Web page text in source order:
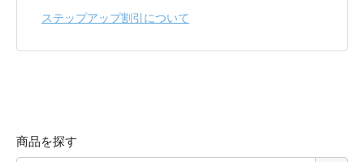
ステップアップ割引について
商品を探す